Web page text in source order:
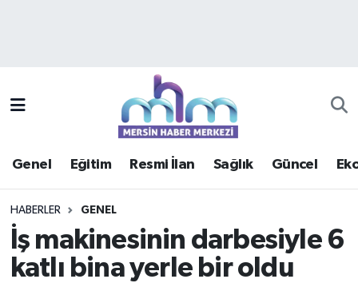
Genel Eğitim Resmi İlan Sağlık Güncel
HABERLER GENEL
İş makinesinin darbesiyle 6
katlı bina yerle bir oldu
Güncel
Mersin Trafik Yoğunluk Haritası
Süper Lig Puan Durumu ve Fikstür
Haber Arşivi